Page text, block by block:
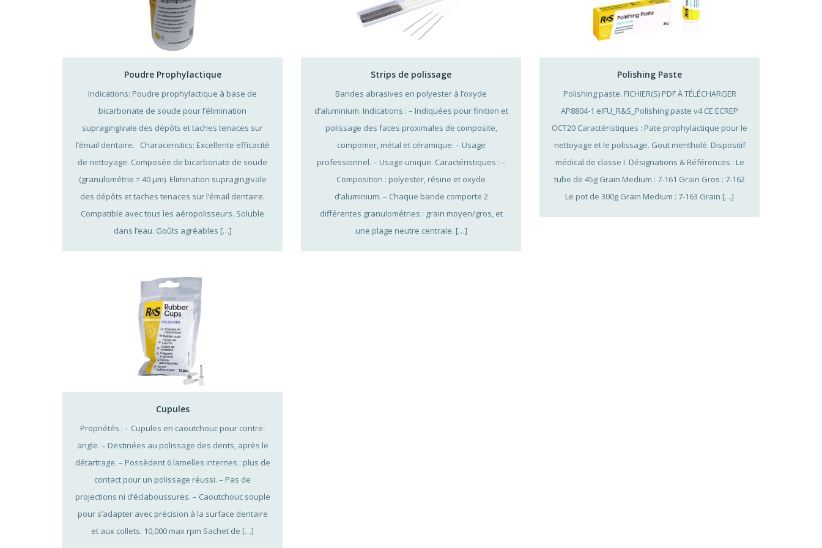
Poudre Prophylactique
Indications: Poudre prophylactique à base de
bicarbonate de soude pour l’élimination
supragingivale des dépôts et taches tenaces sur
l’émail dentaire. Characeristics: Excellente efficacité
de nettoyage. Composée de bicarbonate de soude
(granulométrie = 40 µm). Elimination supragingivale
des dépôts et taches tenaces sur l’émail dentaire.
Compatible avec tous les aéropolisseurs. Soluble
dans l’eau. Goûts agréables […]
Strips de polissage
Bandes abrasives en polyester à l’oxyde
d’aluminium. Indications : – Indiquées pour finition et
polissage des faces proximales de composite,
compomer, métal et céramique. – Usage
professionnel. – Usage unique. Caractéristiques : –
Composition : polyester, résine et oxyde
d’aluminium. – Chaque bande comporte 2
différentes granulométries : grain moyen/gros, et
une plage neutre centrale. […]
Polishing Paste
Polishing paste. FICHIER(S) PDF À TÉLÉCHARGER
AP8804-1 eIFU_R&S_Polishing paste v4 CE ECREP
OCT20 Caractéristiques : Pate prophylactique pour le
nettoyage et le polissage. Gout mentholé. Dispositif
médical de classe I. Désignations & Références : Le
tube de 45g Grain Medium : 7-161 Grain Gros : 7-162
Le pot de 300g Grain Medium : 7-163 Grain […]
Cupules
Propriétés : – Cupules en caoutchouc pour contre-
angle. – Destinées au polissage des dents, après le
détartrage. – Possèdent 6 lamelles internes : plus de
contact pour un polissage réussi. – Pas de
projections ni d’éclaboussures. – Caoutchouc souple
pour s’adapter avec précision à la surface dentaire
et aux collets. 10,000 max rpm Sachet de […]